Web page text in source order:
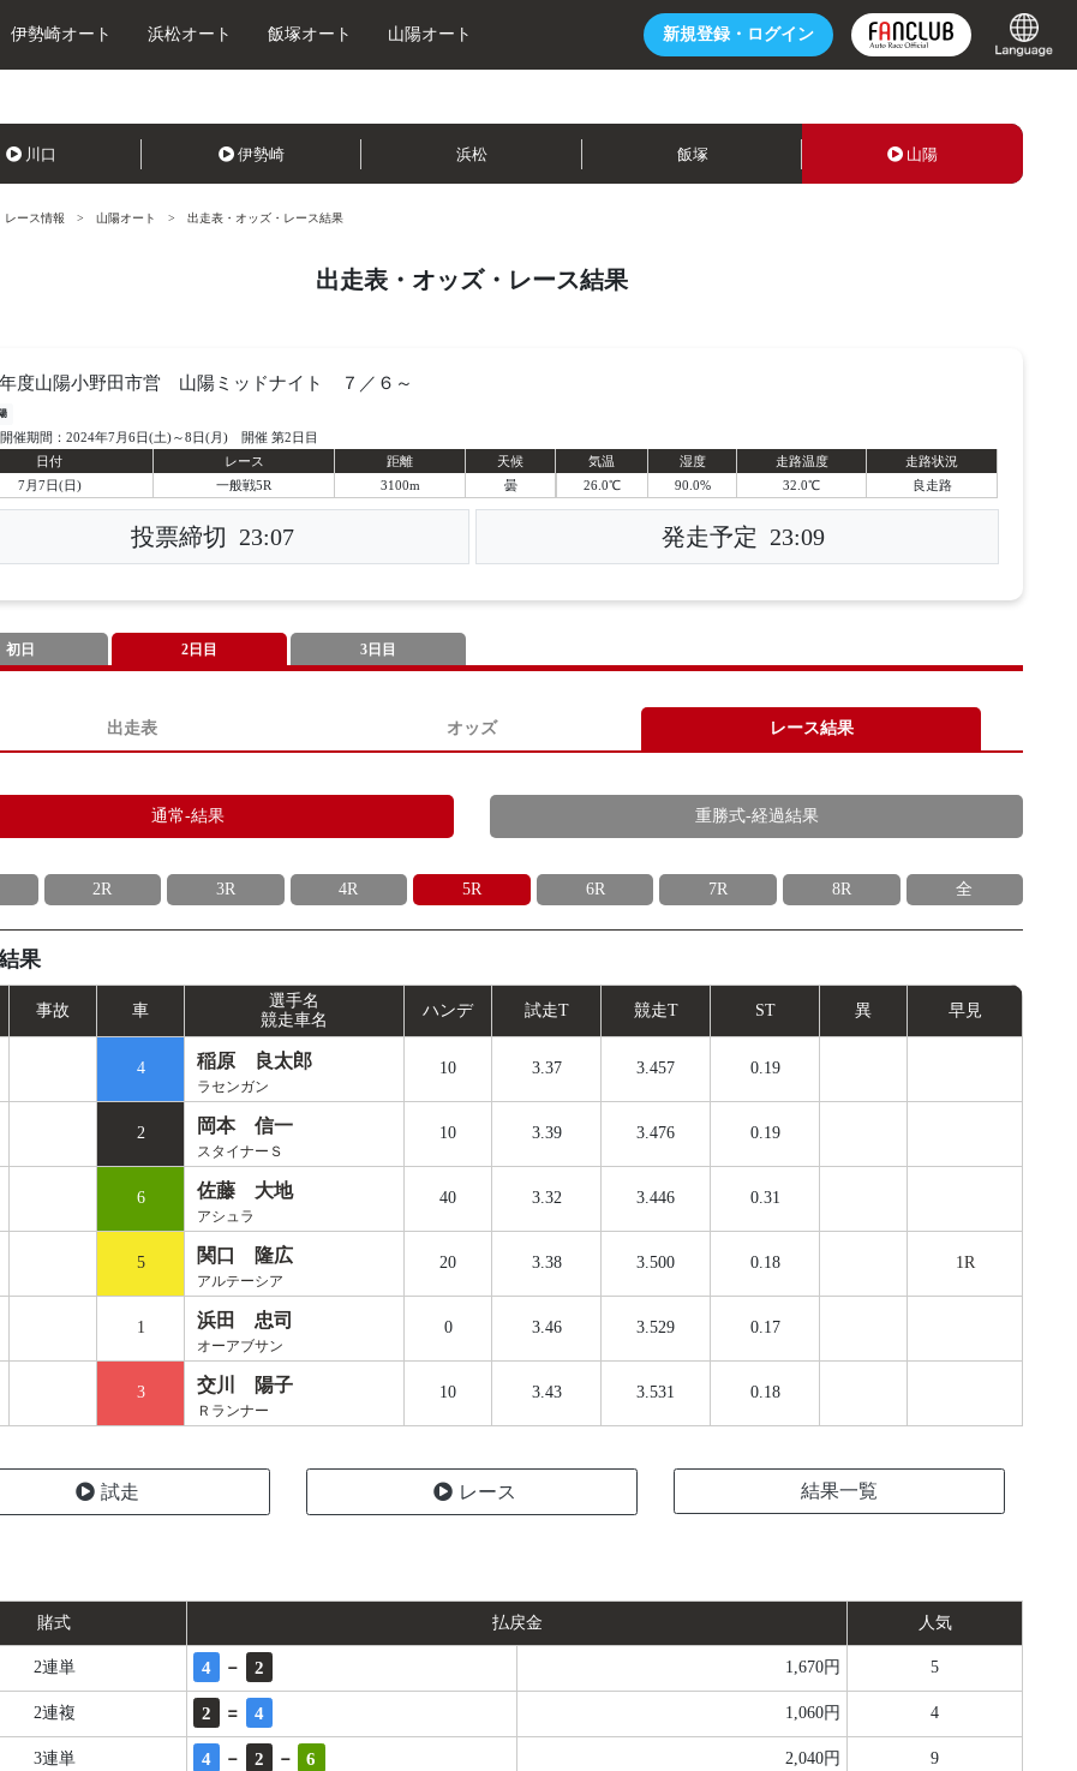
新規登録・ ログイン
伊勢崎オート 浜松オート 飯塚オート 山陽オート
川口 伊勢崎 浜松 飯塚 山陽
レース情報 山陽オート 出走表・オッズ・レース結果
出走表・オッズ・レース結果
度山陽小野田市営 山陽ミッドナイト ７／６～
開催期間：2024年7月6日(土)～8日(月) 開催 第2日目
日付
レース 距離
天候
7月7日(日)
一般戦5R 3100m 曇
気温 湿度 走路温度
走路状況
26.0℃
90.0% 32.0℃ 良走路
投票締切 23:07 発走予定 23:09
初日 2日目 3日目
出走表 オッズ レース結果
通常-結果 重勝式-経過結果
2R 3R 4R 5R 6R 7R 8R 全
果
事故 車
選手名
競走車名
ハンデ 試走T 競走T ST 異 早見
4 稲原 良太郎
ラセンガン
10 3.37 3.457 0.19
2 岡本 信一
スタイナーＳ
10 3.39 3.476 0.19
6 佐藤 大地
アシュラ
40 3.32 3.446 0.31
5 関口 隆広
アルテーシア
20 3.38 3.500 0.18 1R
1 浜田 忠司
オーアブサン
0 3.46 3.529 0.17
3 交川 陽子
Ｒランナー
10 3.43 3.531 0.18
試走 レース 結果一覧
賭式 払戻金 人気
2連単 4 - 2 1,670円 5
2連複 2 = 4 1,060円 4
3連単 4 - 2 - 6 2,040円 9